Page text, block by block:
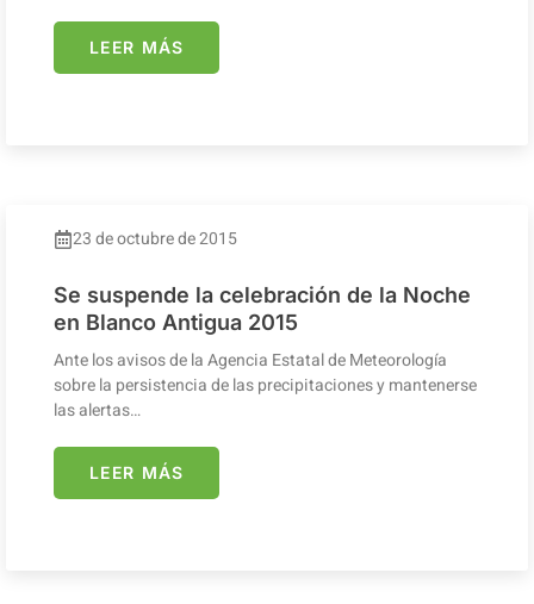
LEER MÁS
23 de octubre de 2015
Se suspende la celebración de la Noche
en Blanco Antigua 2015
Ante los avisos de la Agencia Estatal de Meteorología
sobre la persistencia de las precipitaciones y mantenerse
las alertas…
LEER MÁS